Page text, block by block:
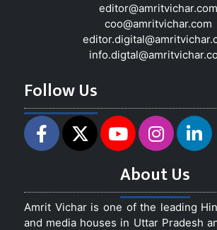
editor@amritvichar.com
coo@amritvichar.com
Follow Us
About Us
Amrit Vichar is one of the leading
and media houses in Uttar Pradesh